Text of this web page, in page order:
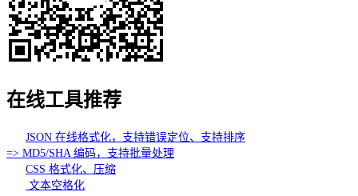
在线工具推荐
JSON 在线格式化，支持错误定位、支持排序
=> MD5/SHA 编码，支持批量处理
CSS 格式化、压缩
文本空格化